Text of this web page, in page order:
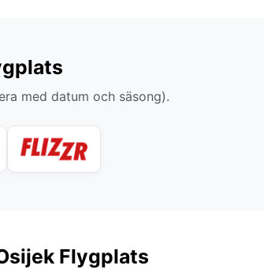
med datum och säsong).
Flygplats